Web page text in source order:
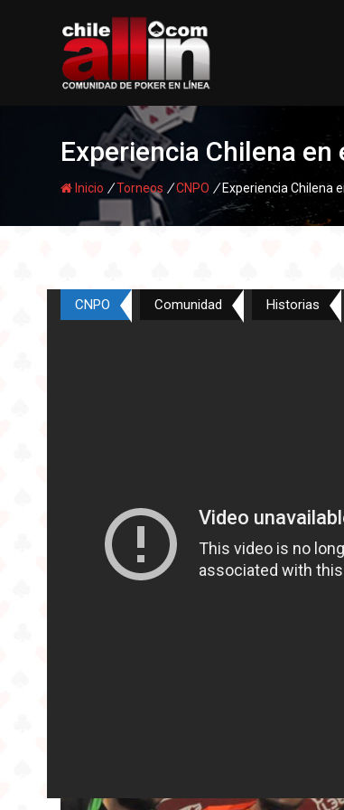
Experiencia Chilena en
Inicio /Torneos /CNPO /Experiencia Chilena
CNPO Comunidad Historias
Gracias a CoolBet
experiencia inolvidable
El Campeonato Nacional de Poker Online
Rodrigo Alvarado – Campeón del ranking
Marco Ramírez – Campeón del ranking
Claudio Vásquez – Campeón del ranking